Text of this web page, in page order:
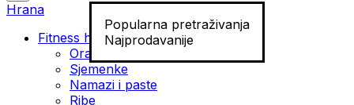
Popularna pretraživanja
Najprodavanije
Hrana
Fitness hrana
Orašasti plodovi
Sjemenke
Namazi i paste
Ribe